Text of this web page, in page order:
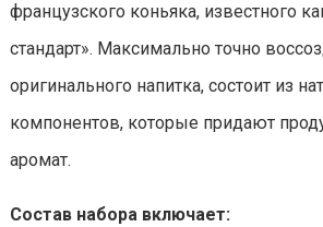
французского коньяка, известного
стандарт». Максимально точно
оригинального напитка, состоит из
компонентов, которые придают
аромат.
Состав набора включает: